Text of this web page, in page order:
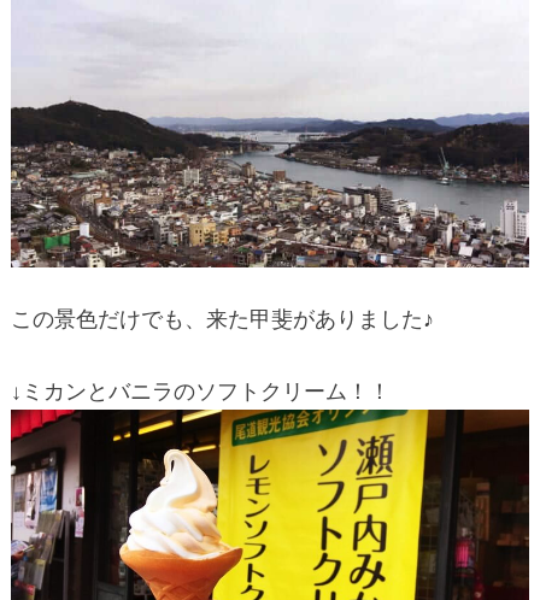
この景色だけでも、来た甲斐がありました♪
↓ミカンとバニラのソフトクリーム！！